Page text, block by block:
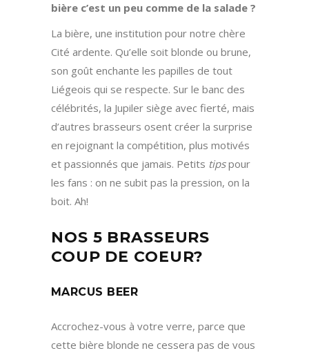
bière c’est un peu comme de la salade ?
La bière, une institution pour notre chère
Cité ardente. Qu’elle soit blonde ou brune,
son goût enchante les papilles de tout
Liégeois qui se respecte. Sur le banc des
célébrités, la Jupiler siège avec fierté, mais
d’autres brasseurs osent créer la surprise
en rejoignant la compétition, plus motivés
et passionnés que jamais. Petits tipspour
les fans : on ne subit pas la pression, on la
boit. Ah!
NOS 5 BRASSEURS
COUP DE COEUR?
MARCUS BEER
Accrochez-vous à votre verre, parce que
cette bière blonde ne cessera pas de vous